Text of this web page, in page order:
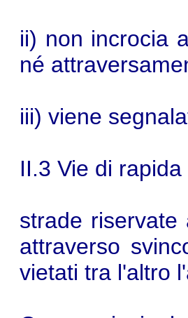
ii) non incrocia
né
iii) viene
II.3 Vie di
strade riservate
attraverso
vietati tra l'altro